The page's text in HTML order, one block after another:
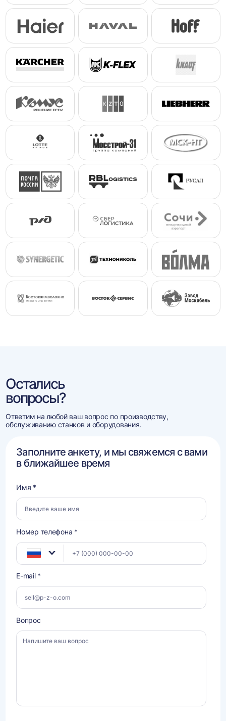
Остались
вопросы?
Ответим на любой ваш вопрос по производству,
обслуживанию станков и оборудования.
Заполните анкету, и мы свяжемся с вами
в ближайшее время
Имя *
Номер телефона *
E-mail *
Вопрос